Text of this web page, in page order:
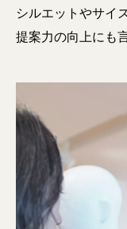
シルエットやサイ
提案力の向上にも